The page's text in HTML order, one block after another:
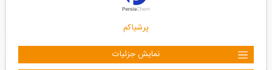
پرشیاکم
نمایش جزئیات